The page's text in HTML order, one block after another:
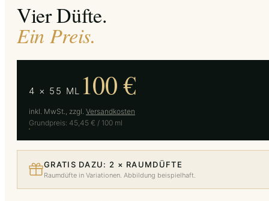
Vier Düfte.
Ein Preis.
4 × 55 ML 100 €
inkl. MwSt., zzgl. Versandkosten
Grundpreis: 45,45 € / 100 ml
GRATIS DAZU: 2 × RAUMDÜFTE
Raumdüfte in Variationen. Abbildung beispielhaft.